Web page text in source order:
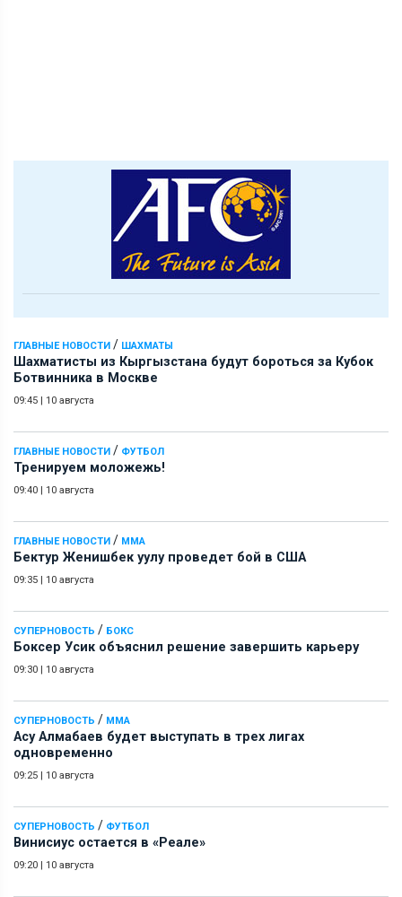
ГЛАВНЫЕ НОВОСТИ / ШАХМАТЫ
Шахматисты из Кыргызстана будут бороться за Кубок
Ботвинника в Москве
09:45 | 10 августа
ГЛАВНЫЕ НОВОСТИ / ФУТБОЛ
Тренируем моложежь!
09:40 | 10 августа
ГЛАВНЫЕ НОВОСТИ / ММА
Бектур Женишбек уулу проведет бой в США
09:35 | 10 августа
СУПЕРНОВОСТЬ / БОКС
Боксер Усик объяснил решение завершить карьеру
09:30 | 10 августа
СУПЕРНОВОСТЬ / ММА
Асу Алмабаев будет выступать в трех лигах
одновременно
09:25 | 10 августа
СУПЕРНОВОСТЬ / ФУТБОЛ
Винисиус остается в «Реале»
09:20 | 10 августа